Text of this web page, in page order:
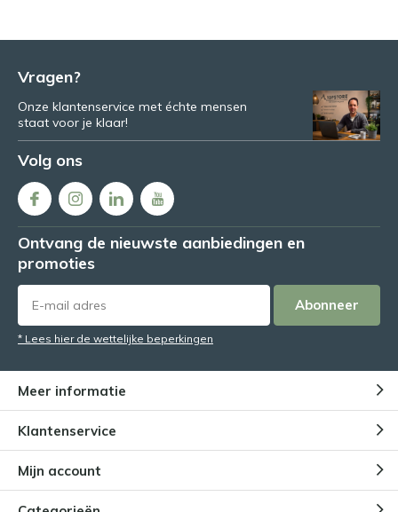
Vragen?
Onze klantenservice met échte mensen
staat voor je klaar!
Volg ons
Ontvang de nieuwste aanbiedingen en
promoties
Abonneer
* Lees hier de wettelijke beperkingen
Meer informatie
Klantenservice
Mijn account